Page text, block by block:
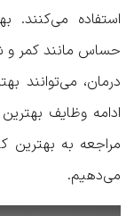
استفاده می‌کنند.
حساس مانند کمر و
درمان، می‌توانند
ادامه وظایف
مراجعه به بهترین
می‌دهیم.